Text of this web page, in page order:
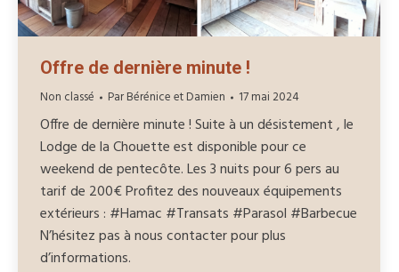
Offre de dernière minute !
Non classé ParBérénice et Damien 17 mai 2024
Offre de dernière minute ! Suite à un désistement , le
Lodge de la Chouette est disponible pour ce
weekend de pentecôte. Les 3 nuits pour 6 pers au
tarif de 200€ Profitez des nouveaux équipements
extérieurs : #Hamac #Transats #Parasol #Barbecue
N’hésitez pas à nous contacter pour plus
d’informations.